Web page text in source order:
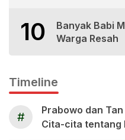
10
Banyak Babi
Warga Resah
Timeline
#
Prabowo dan
Cita-cita tentang